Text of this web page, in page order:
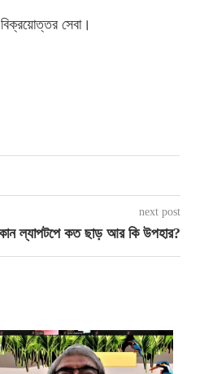
সেবা।
next post
ল্যাপটপে কত ছাড় আর কি উপহার?